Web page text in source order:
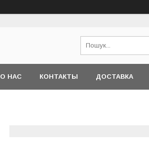
О НАС КОНТАКТЫ ДОСТАВКА